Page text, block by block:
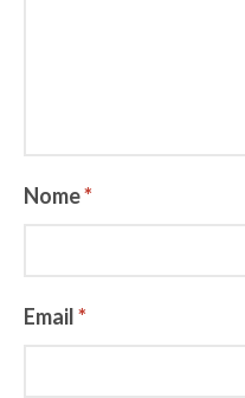
Nome*
Email*